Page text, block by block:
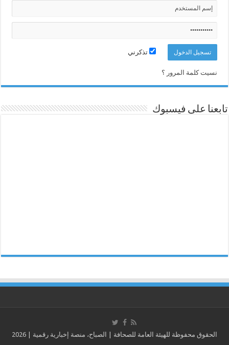
تذكرني
نسيت كلمة المرور ؟
تابعنا على فيسبوك
الحقوق محفوظة للهيئة العامة للصحافة | الصباح، منصة إخبارية رقمية | 2026